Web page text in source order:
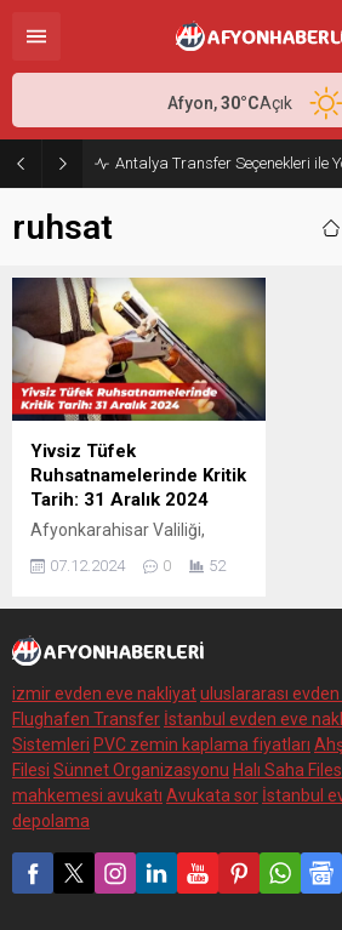
Afyon,30°CAçık
ruhsat
Yivsiz Tüfek
Ruhsatnamelerinde Kritik
Tarih: 31 Aralık 2024
Afyonkarahisar Valiliği,
ruhsatnamelerinin geçerlilik
kadar yenilemeleri önerildi.
07.12.2024 0 52
izmir evden eve nakliyatuluslararası
Flughafen Transfer İstanbul evden eve
Sistemleri PVC zemin kaplama fiyatları
Filesi Sünnet Organizasyonu Halı Saha
mahkemesi avukatı Avukata sor İstanbul
depolama